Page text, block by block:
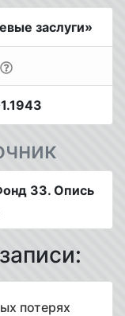
заслуги»
33. Опись
потерях